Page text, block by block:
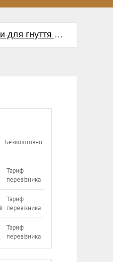
арматури
Безкоштовно
Тариф
перевізника
Тариф
перевізника
Тариф
перевізника